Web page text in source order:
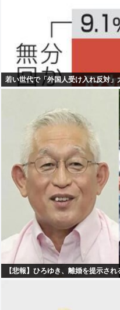
若い世代で「外国人受け入れ反対」
【悲報】ひろゆき、離婚を提示され